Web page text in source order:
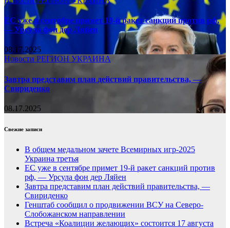
ЕС уже в сентябре примет 19-й ракет санкций против рф,
— Урсула фон дер Ляйен
08.17.2025
Новости РЕГИОН УКРАИНА
Завтра представим план действий правительства, —
Свириденко
08.17.2025
Свежие записи
В общем медальном зачете Всемирных игр-2025
Украина третья
ЕС уже в сентябре примет 19-й ракет санкций против
рф, — Урсула фон дер Ляйен
Завтра представим план действий правительства, —
Свириденко
Генштаб сообщил о продвижении ВСУ на Северо-
Слобожанском направлении
Встреча «Коалиции желающих» состоится 17 августа